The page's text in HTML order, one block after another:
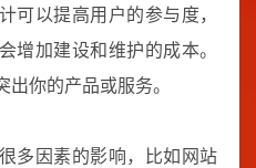
可以提高用户的参与度，
增加建设和维护的成本。
你的产品或服务。
多因素的影响，比如网站